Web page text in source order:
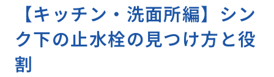
【キッチン・洗面所編】シン
ク下の止水栓の見つけ方と役
割